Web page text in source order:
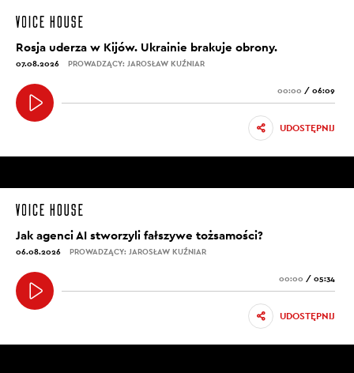
Rosja uderza w Kijów. Ukrainie brakuje obrony.
07.08.2026 PROWADZĄCY: JAROSŁAW KUŹNIAR
00:00 / 06:09
UDOSTĘPNIJ
Jak agenci AI stworzyli fałszywe tożsamości?
06.08.2026 PROWADZĄCY: JAROSŁAW KUŹNIAR
00:00 / 05:34
UDOSTĘPNIJ